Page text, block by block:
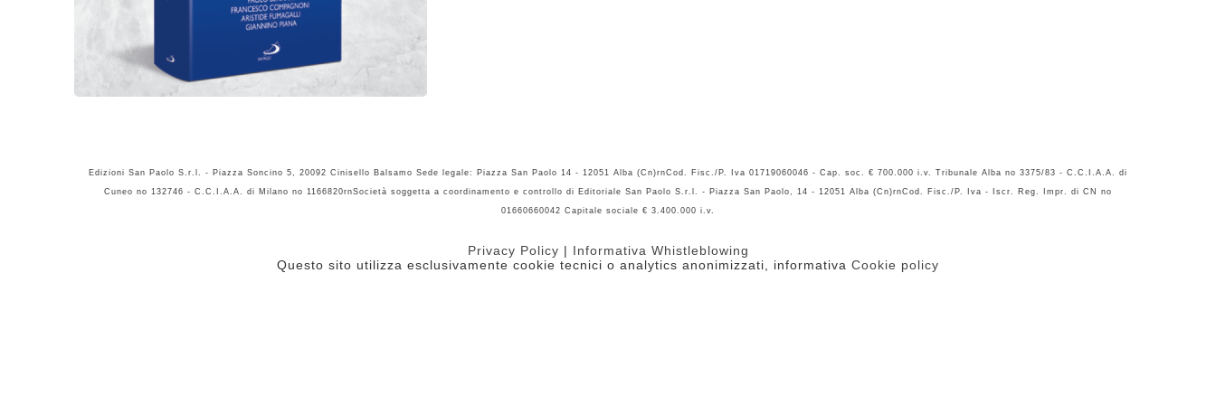
Edizioni San Paolo S.r.l. - Piazza Soncino 5, 20092 Cinisello Balsamo Sede legale: Piazza San Paolo 14 - 12051 Alba (Cn)rnCod. Fisc./P. Iva 01719060046 - Cap. soc. € 700.000 i.v. Tribunale Alba no 3375/83 - C.C.I.A.A. di
Cuneo no 132746 - C.C.I.A.A. di Milano no 1166820rnSocietà soggetta a coordinamento e controllo di Editoriale San Paolo S.r.l. - Piazza San Paolo, 14 - 12051 Alba (Cn)rnCod. Fisc./P. Iva - Iscr. Reg. Impr. di CN no
01660660042 Capitale sociale € 3.400.000 i.v.
Privacy Policy | Informativa Whistleblowing
Questo sito utilizza esclusivamente cookie tecnici o analytics anonimizzati, informativa Cookie policy